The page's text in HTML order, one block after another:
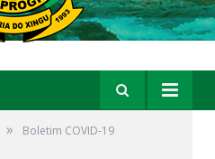
»
Boletim COVID-19